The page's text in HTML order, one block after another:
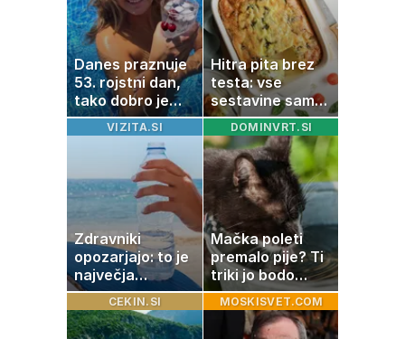
Danes praznuje
53. rojstni dan,
tako dobro je
videti znana
Slovenka
Hitra pita brez
testa: vse
sestavine samo
zmešate in
pečica opravi
ostalo
VIZITA.SI
Zdravniki
opozarjajo: to je
največja
napaka, ki jo
ljudje delajo med
vročino
DOMINVRT.SI
Mačka poleti
premalo pije? Ti
triki jo bodo
spodbudili, da
zaužije več vode
CEKIN.SI MOSKISVET.COM